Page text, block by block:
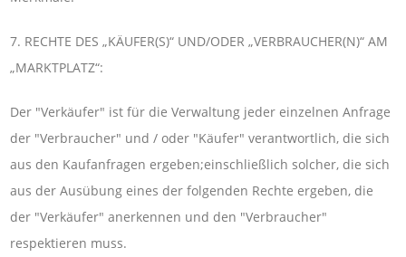
7. RECHTE DES „KÄUFER(S)“ UND/ODER „VERBRAUCHER(N)“ AM
„MARKTPLATZ“:
Der "Verkäufer" ist für die Verwaltung jeder einzelnen Anfrage
der "Verbraucher" und / oder "Käufer" verantwortlich, die sich
aus den Kaufanfragen ergeben;einschließlich solcher, die sich
aus der Ausübung eines der folgenden Rechte ergeben, die
der "Verkäufer" anerkennen und den "Verbraucher"
respektieren muss.